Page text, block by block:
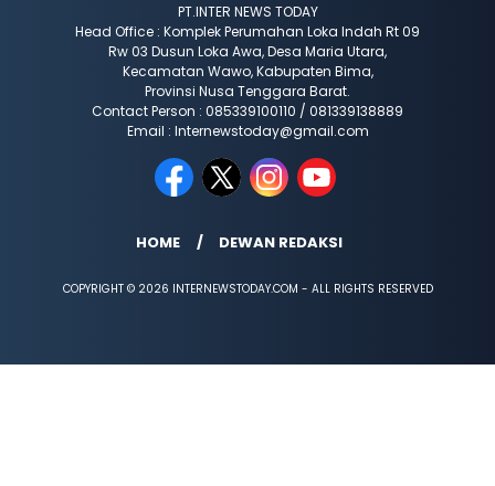
PT.INTER NEWS TODAY
Head Office : Komplek Perumahan Loka Indah Rt 09
Rw 03 Dusun Loka Awa, Desa Maria Utara,
Kecamatan Wawo, Kabupaten Bima,
Provinsi Nusa Tenggara Barat.
Contact Person : 085339100110 / 081339138889
Email : Internewstoday@gmail.com
HOME DEWAN REDAKSI
COPYRIGHT © 2026 INTERNEWSTODAY.COM - ALL RIGHTS RESERVED